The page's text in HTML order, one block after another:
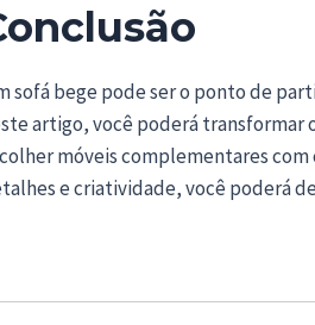
sofá bege pode ser o ponto de
artigo, você poderá transformar
móveis complementares
e criatividade, você poderá